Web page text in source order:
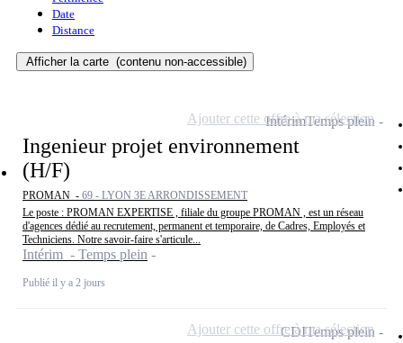
Date
Distance
Afficher la carte (contenu non-accessible)
Ingenieur projet environnement
(H/F)
PROMAN - 69 - LYON 3E ARRONDISSEMENT
Le poste : PROMAN EXPERTISE , filiale du groupe PROMAN , est un réseau
d'agences dédié au recrutement, permanent et temporaire, de Cadres, Employés et
Techniciens. Notre savoir-faire s'articule...
Intérim - Temps plein
Publié il y a 2 jours
IntérimTemps plein
Ajouter cette offre à ma sélection
CDITemps plein
Ajouter cette offre à ma sélection